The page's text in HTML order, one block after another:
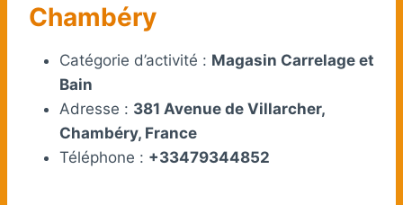
Chambéry
Catégorie d’activité : Magasin Carrelage et
Bain
Adresse : 381 Avenue de Villarcher,
Chambéry, France
Téléphone : +33479344852